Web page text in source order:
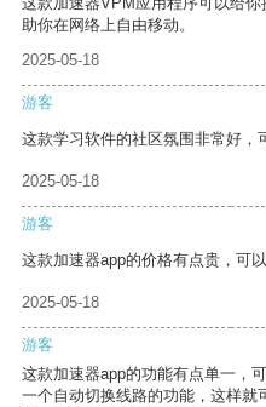
助你在网络上自由移动。
2025-05-18
游客
这款学习软件的社区氛围非常好，
2025-05-18
游客
这款加速器app的价格有点贵，可
2025-05-18
游客
这款加速器app的功能有点单一，
一个自动切换线路的功能，这样就